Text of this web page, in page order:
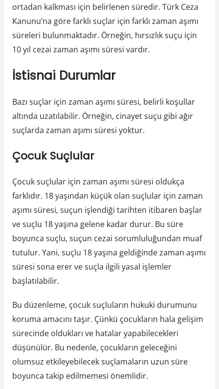
ortadan kalkması için belirlenen süredir. Türk Ceza
Kanunu’na göre farklı suçlar için farklı zaman aşımı
süreleri bulunmaktadır. Örneğin, hırsızlık suçu için
10 yıl cezai zaman aşımı süresi vardır.
İstisnai Durumlar
Bazı suçlar için zaman aşımı süresi, belirli koşullar
altında uzatılabilir. Örneğin, cinayet suçu gibi ağır
suçlarda zaman aşımı süresi yoktur.
Çocuk Suçlular
Çocuk suçlular için zaman aşımı süresi oldukça
farklıdır. 18 yaşından küçük olan suçlular için zaman
aşımı süresi, suçun işlendiği tarihten itibaren başlar
ve suçlu 18 yaşına gelene kadar durur. Bu süre
boyunca suçlu, suçun cezai sorumluluğundan muaf
tutulur. Yani, suçlu 18 yaşına geldiğinde zaman aşımı
süresi sona erer ve suçla ilgili yasal işlemler
başlatılabilir.
Bu düzenleme, çocuk suçluların hukuki durumunu
koruma amacını taşır. Çünkü çocukların hala gelişim
sürecinde oldukları ve hatalar yapabilecekleri
düşünülür. Bu nedenle, çocukların geleceğini
olumsuz etkileyebilecek suçlamaların uzun süre
boyunca takip edilmemesi önemlidir.